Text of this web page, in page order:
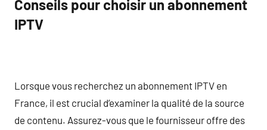
Conseils pour choisir un abonnement
IPTV
Lorsque vous recherchez un abonnement IPTV en
France, il est crucial d’examiner la qualité de la source
de contenu. Assurez-vous que le fournisseur offre des